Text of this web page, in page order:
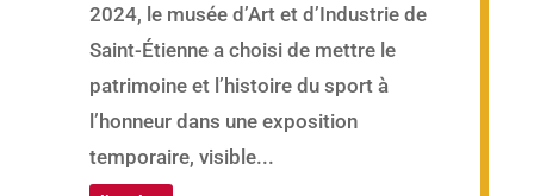
2024, le musée d’Art et d’Industrie de
Saint-Étienne a choisi de mettre le
patrimoine et l’histoire du sport à
l’honneur dans une exposition
temporaire, visible...